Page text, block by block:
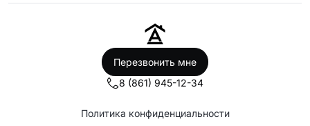
Перезвонить мне
8 (861) 945-12-34
Политика конфиденциальности